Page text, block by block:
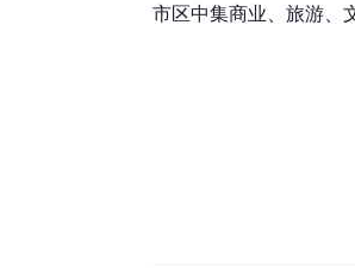
市区中集商业、旅游、